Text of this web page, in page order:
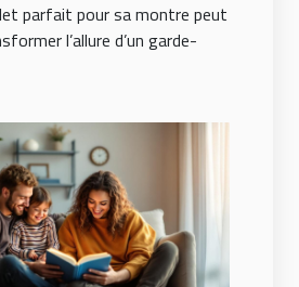
parfait pour sa montre peut
l’allure d’un garde-